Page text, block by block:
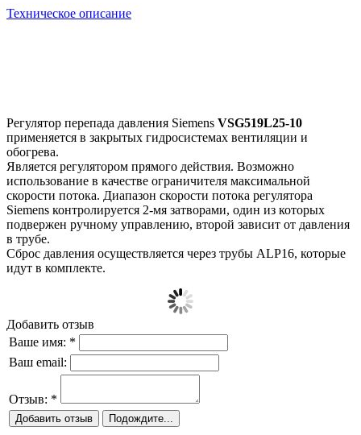
Техническое описание
Регулятор перепада давления Siemens VSG519L25-10
применяется в закрытых гидросистемах вентиляции и
обогрева.
Является регулятором прямого действия. Возможно
использование в качестве ограничителя максимальной
скорости потока. Диапазон скорости потока регулятора
Siemens контролируется 2-мя затворами, один из которых
подвержен ручному управлению, второй зависит от давления
в трубе.
Сброс давления осуществляется через трубы ALP16, которые
идут в комплекте.
Добавить отзыв
Ваше имя: *
Ваш email:
Отзыв: *